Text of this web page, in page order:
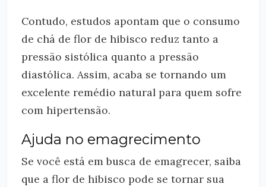
Contudo, estudos apontam que o consumo
de chá de flor de hibisco reduz tanto a
pressão sistólica quanto a pressão
diastólica. Assim, acaba se tornando um
excelente remédio natural para quem sofre
com hipertensão.
Ajuda no emagrecimento
Se você está em busca de emagrecer, saiba
que a flor de hibisco pode se tornar sua